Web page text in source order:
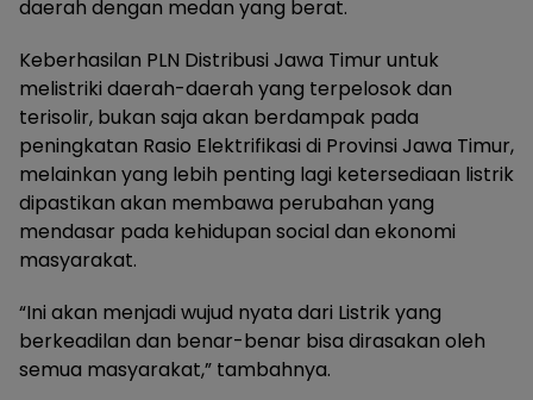
daerah dengan medan yang berat.
Keberhasilan PLN Distribusi Jawa Timur untuk
melistriki daerah-daerah yang terpelosok dan
terisolir, bukan saja akan berdampak pada
peningkatan Rasio Elektrifikasi di Provinsi Jawa Timur,
melainkan yang lebih penting lagi ketersediaan listrik
dipastikan akan membawa perubahan yang
mendasar pada kehidupan social dan ekonomi
masyarakat.
“Ini akan menjadi wujud nyata dari Listrik yang
berkeadilan dan benar-benar bisa dirasakan oleh
semua masyarakat,” tambahnya.